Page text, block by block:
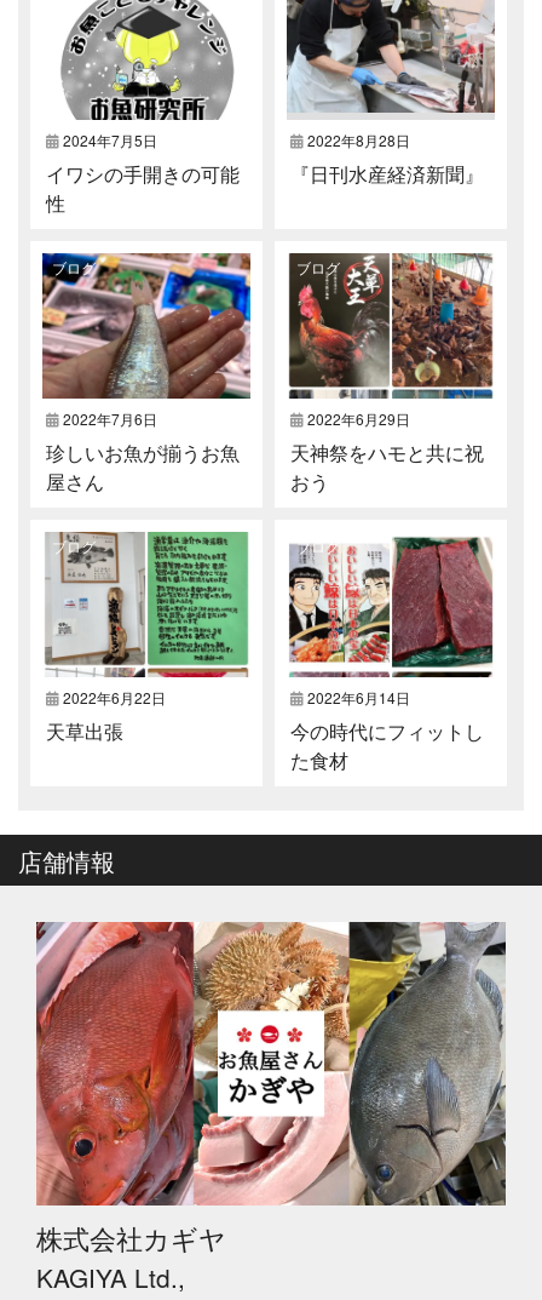
2024年7月5日
イワシの手開きの可能
性
2022年8月28日
『日刊水産経済新聞』
ブログ
2022年7月6日
珍しいお魚が揃うお魚
屋さん
ブログ
2022年6月29日
天神祭をハモと共に祝
おう
ブログ
2022年6月22日
天草出張
ブログ
2022年6月14日
今の時代にフィットし
た食材
店舗情報
株式会社カギヤ
KAGIYA Ltd.,